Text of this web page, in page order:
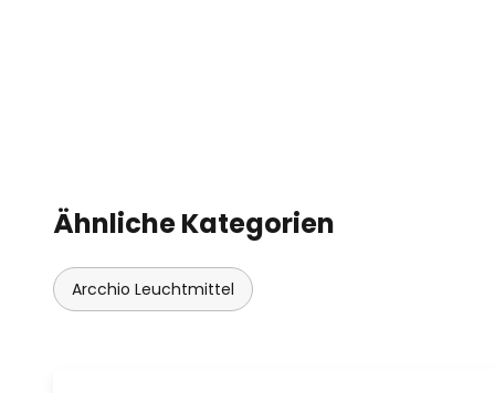
Ähnliche Kategorien
Arcchio Leuchtmittel